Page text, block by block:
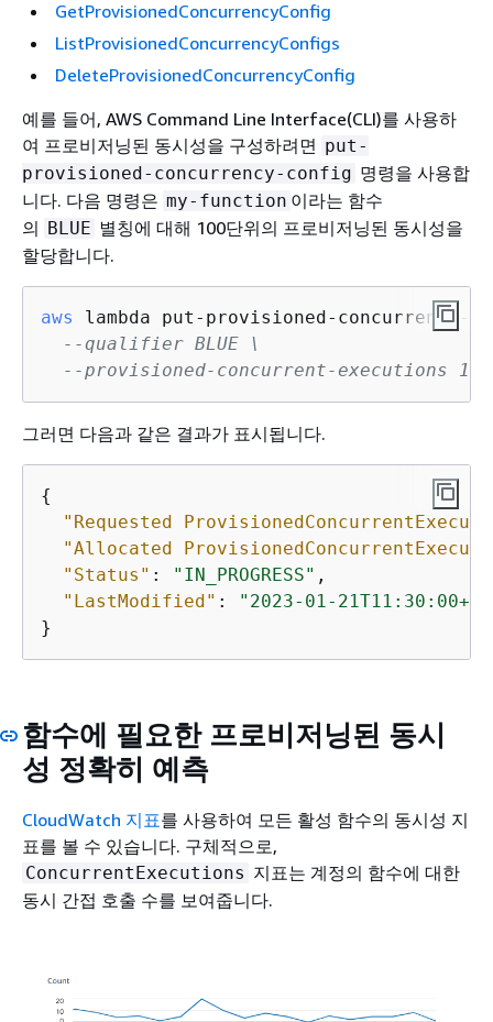
GetProvisionedConcurrencyConfig
ListProvisionedConcurrencyConfigs
DeleteProvisionedConcurrencyConfig
예를 들어, AWS Command Line Interface(CLI)를 사용하
여 프로비저닝된 동시성을 구성하려면 put-
provisioned-concurrency-config 명령을 사용합
니다. 다음 명령은 my-function 이라는 함수
의 BLUE 별칭에 대해 100단위의 프로비저닝된 동시성을
할당합니다.
aws
lambda put-provisioned-concurrency-
--qualifier BLUE \
--provisioned-concurrent-executions 100
그러면 다음과 같은 결과가 표시됩니다.
{
"Requested
"Allocated
"Status" : "IN_PROGRESS" ,
"LastModified" :
"2023-01-
}
함수에 필요한 프로비저닝된 동시
성 정확히 예측
CloudWatch 지표를 사용하여 모든 활성 함수의 동시성 지
표를 볼 수 있습니다. 구체적으로,
ConcurrentExecutions 지표는 계정의 함수에 대한
동시 간접 호출 수를 보여줍니다.